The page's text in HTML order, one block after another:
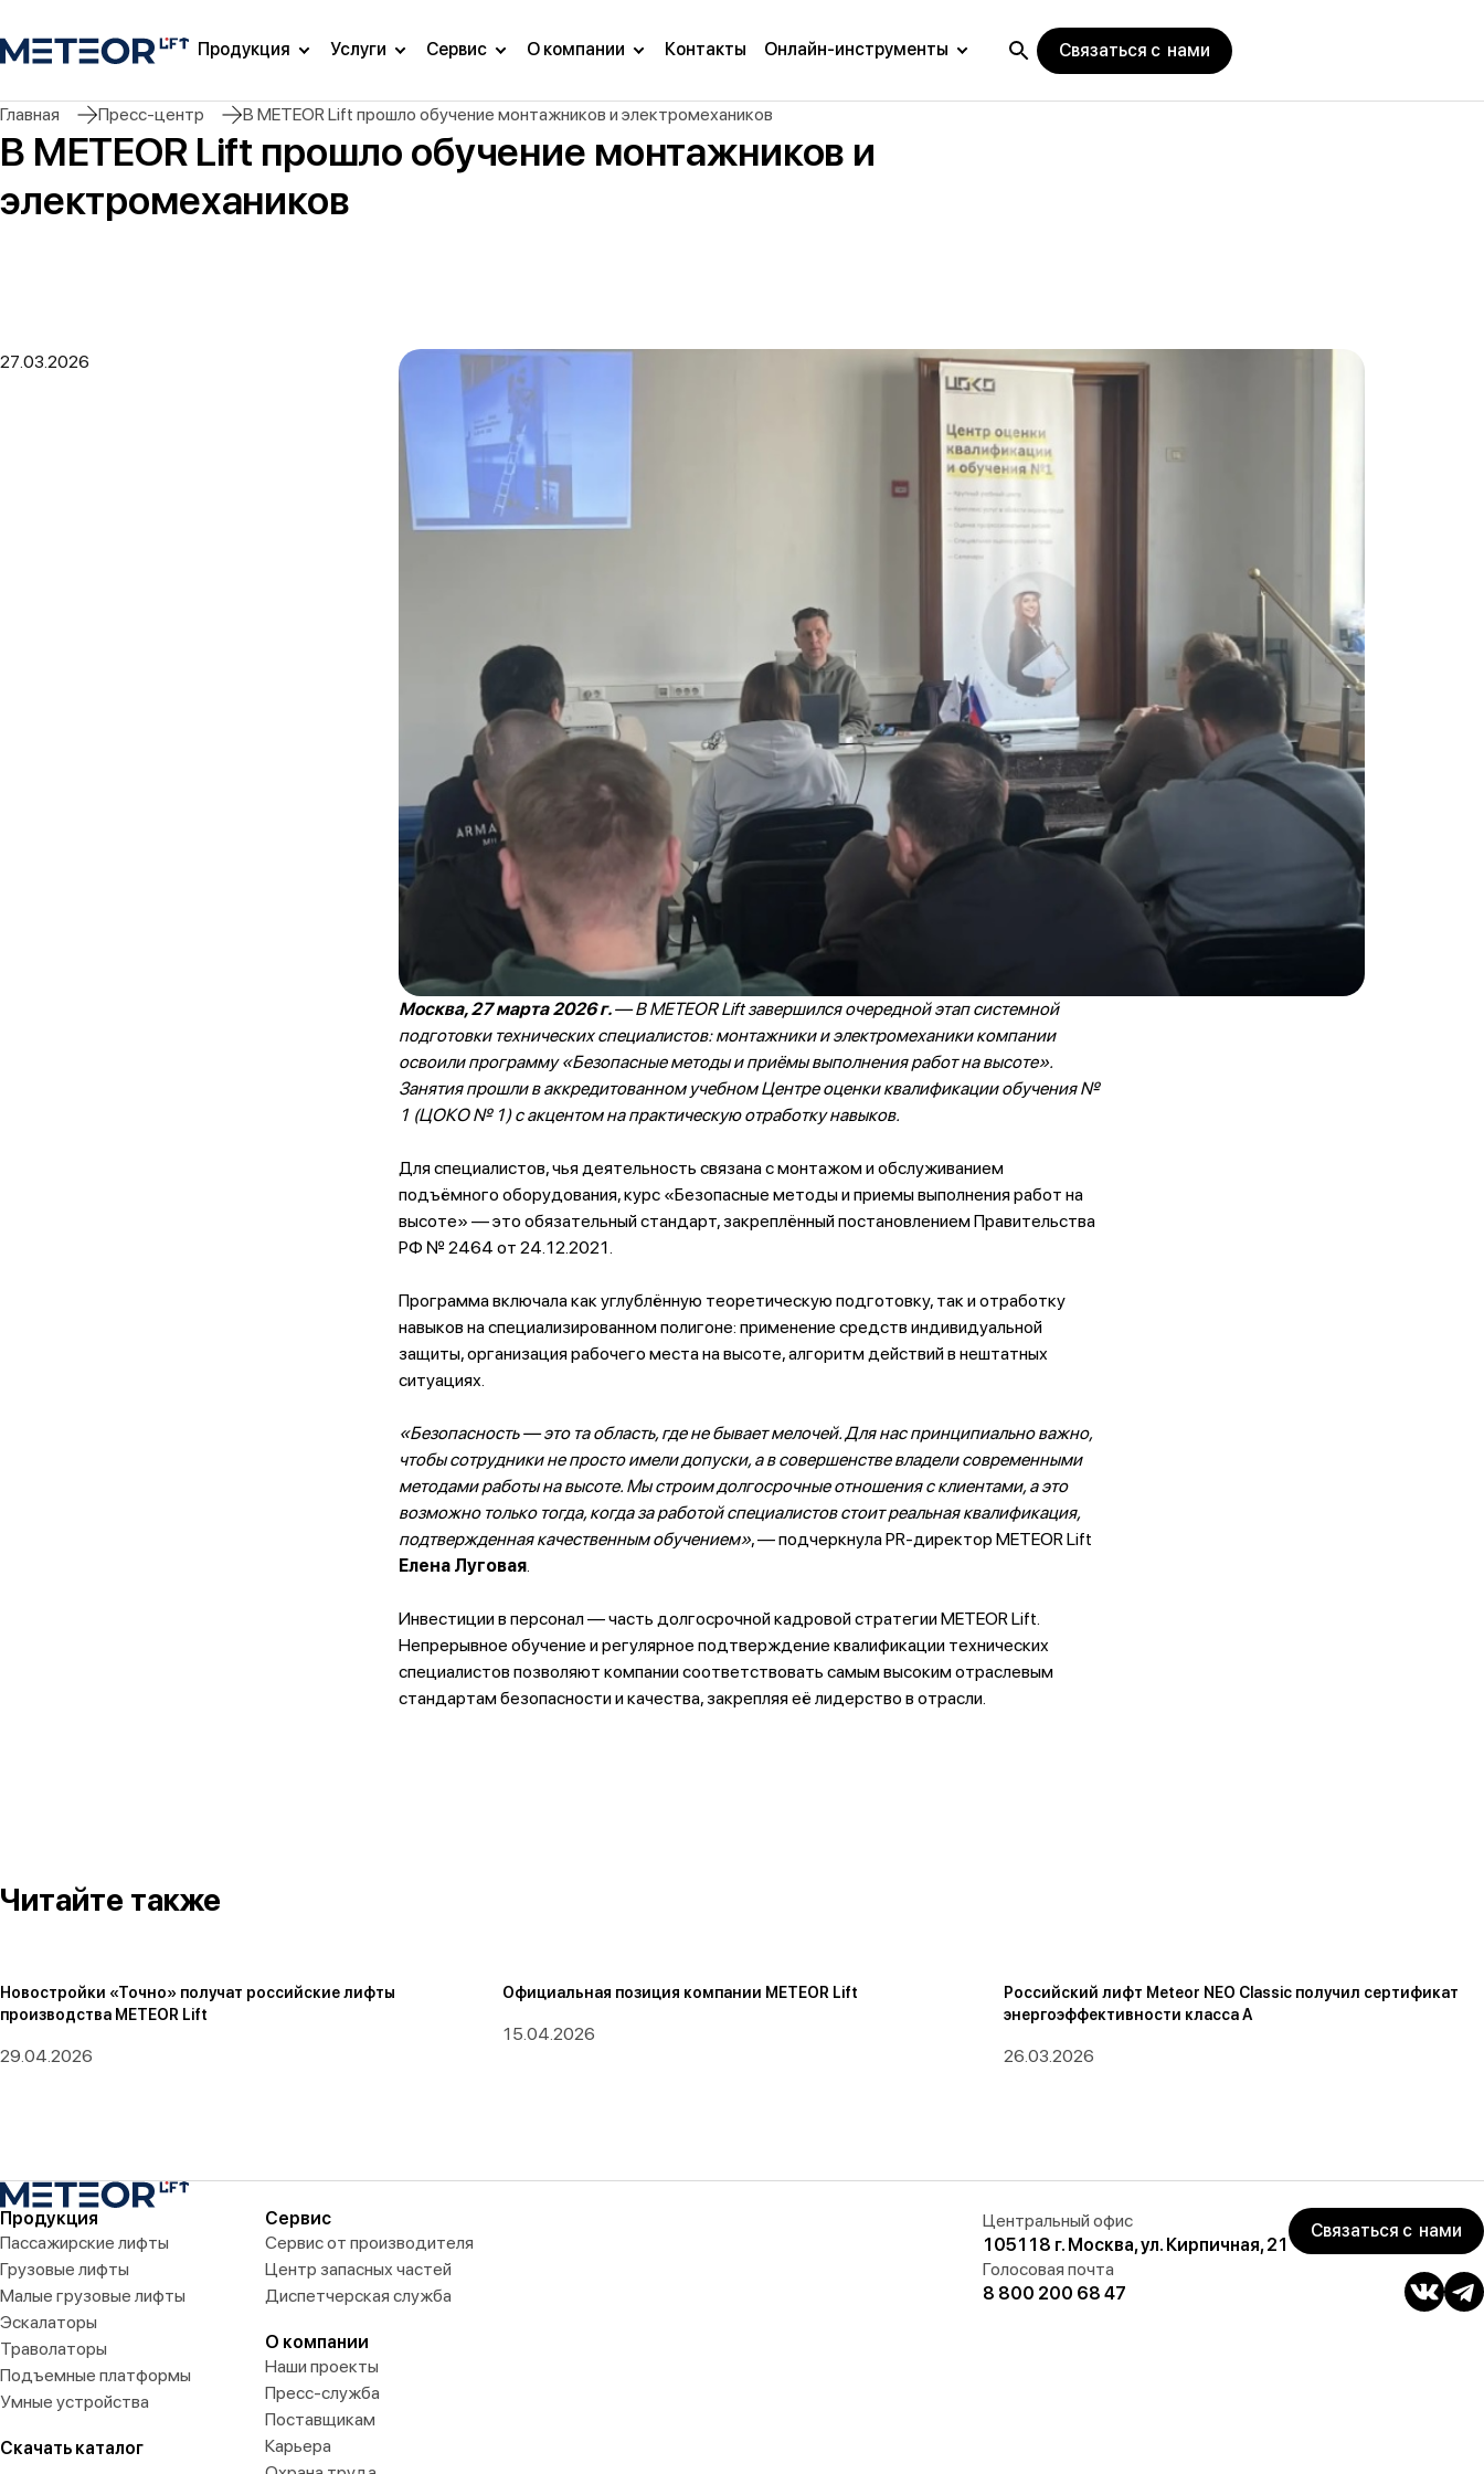
Продукция Услуги Сервис О компании Контакты Онлайн-инструменты Связаться с нами
Главная Пресс-центр В METEOR Lift прошло обучение монтажников и электромехаников
В METEOR Lift прошло обучение монтажников и
электромехаников
27.03.2026
Москва, 27 марта 2026 г.— В METEOR Lift завершился очередной этап системной
подготовки технических специалистов: монтажники и электромеханики компании
освоили программу «Безопасные методы и приёмы выполнения работ на высоте».
Занятия прошли в аккредитованном учебном Центре оценки квалификации обучения №
1 (ЦОКО № 1) с акцентом на практическую отработку навыков.
Для специалистов, чья деятельность связана с монтажом и обслуживанием
подъёмного оборудования, курс «Безопасные методы и приемы выполнения работ на
высоте» — это обязательный стандарт, закреплённый постановлением Правительства
РФ № 2464 от 24.12.2021.
Программа включала как углублённую теоретическую подготовку, так и отработку
навыков на специализированном полигоне: применение средств индивидуальной
защиты, организация рабочего места на высоте, алгоритм действий в нештатных
ситуациях.
«Безопасность — это та область, где не бывает мелочей. Для нас принципиально важно,
чтобы сотрудники не просто имели допуски, а в совершенстве владели современными
методами работы на высоте. Мы строим долгосрочные отношения с клиентами, а это
возможно только тогда, когда за работой специалистов стоит реальная квалификация,
подтвержденная качественным обучением», — подчеркнула PR-директор METEOR Lift
Елена Луговая
Инвестиции в персонал — часть долгосрочной кадровой стратегии METEOR Lift.
Непрерывное обучение и регулярное подтверждение квалификации технических
специалистов позволяют компании соответствовать самым высоким отраслевым
стандартам безопасности и качества, закрепляя её лидерство в отрасли.
Читайте также
Новостройки «Точно» получат российские лифты
производства METEOR Lift
29.04.2026
Официальная позиция компании METEOR Lift
15.04.2026
Российский лифт Meteor NEO Classic получил сертификат
энергоэффективности класса А
26.03.2026
Продукция
Пассажирские лифты
Грузовые лифты
Малые грузовые лифты
Эскалаторы
Траволаторы
Подъемные платформы
Умные устройства
Скачать каталог
Сервис
Сервис от производителя
Центр запасных частей
Диспетчерская служба
О компании
Наши проекты
Пресс-служба
Поставщикам
Карьера
Центральный офис
105118 г. Москва, ул. Кирпичная, 21
Голосовая почта
8 800 200 68 47
Связаться с нами